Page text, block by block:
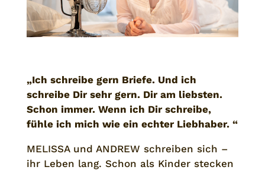
„Ich schreibe gern Briefe. Und ich
schreibe Dir sehr gern. Dir am liebsten.
Schon immer. Wenn ich Dir schreibe,
fühle ich mich wie ein echter Liebhaber. “
MELISSA und ANDREW schreiben sich –
ihr Leben lang. Schon als Kinder stecken